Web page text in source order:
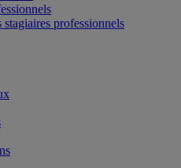
stagiaires professionnels